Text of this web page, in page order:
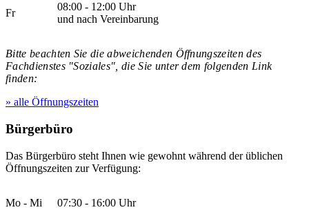
Fr
08:00 - 12:00 Uhr
und nach Vereinbarung
Bitte beachten Sie die abweichenden Öffnungszeiten des
Fachdienstes "Soziales", die Sie unter dem folgenden Link
finden:
» alle Öffnungszeiten
Bürgerbüro
Das Bürgerbüro steht Ihnen wie gewohnt während der üblichen
Öffnungszeiten zur Verfügung:
Mo - Mi 07:30 - 16:00 Uhr